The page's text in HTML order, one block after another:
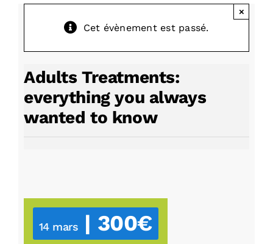
Agenda
Kiosque
Cet évènement est passé.
×
Adults Treatments:
everything you always
wanted to know
14 mars | 300€